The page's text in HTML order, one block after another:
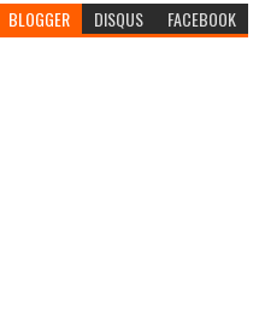
BLOGGER DISQUS FACEBOOK